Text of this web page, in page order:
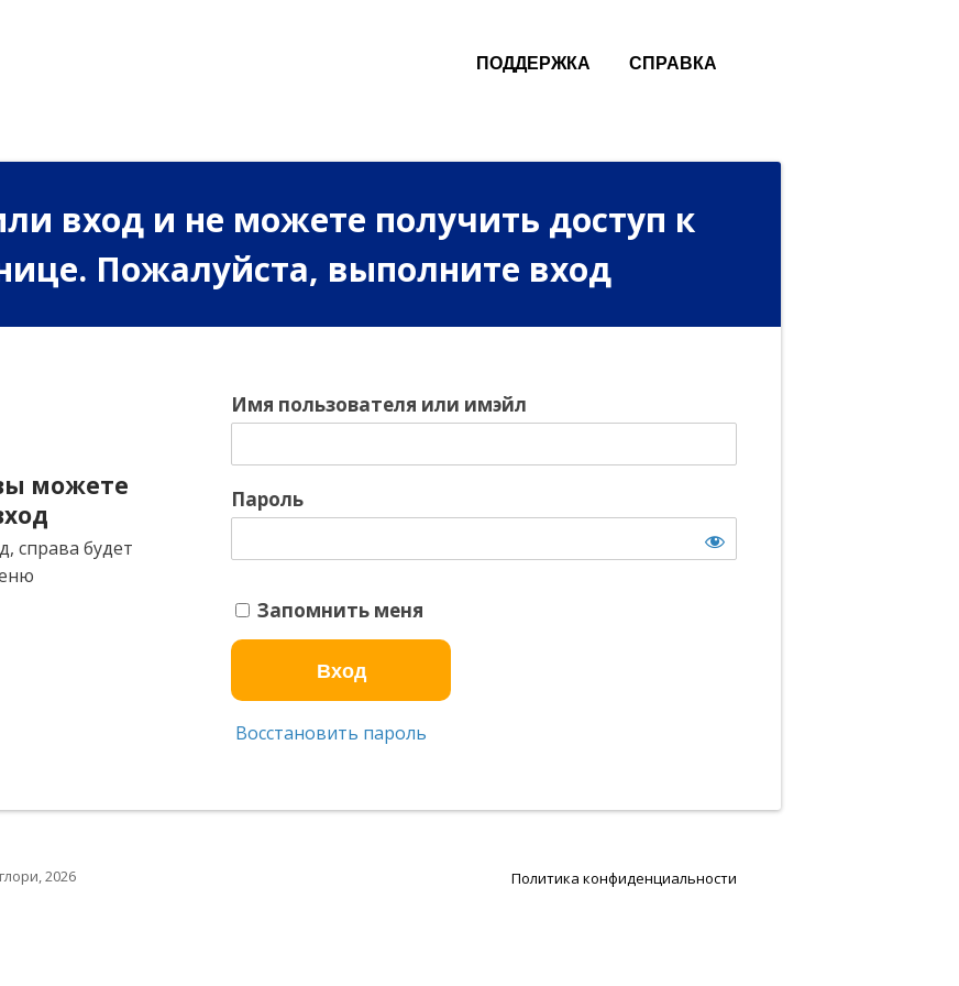
ПОДДЕРЖКА СПРАВКА
вход и не можете получить доступ к
Пожалуйста, выполните вход
можете
справа будет
Имя пользователя или имэйл
Пароль
Запомнить меня
Восстановить пароль
Политика конфиденциальности
2026